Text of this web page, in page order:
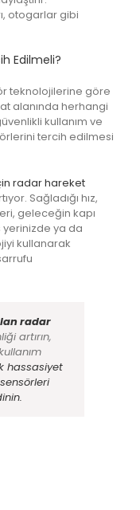
otogarlar gibi
Edilmeli?
teknolojilerine göre
alanında herhangi
kullanım ve
tercih edilmesi
radar hareket
Sağladığı hız,
geleceğin kapı
ya da
kullanarak
radar
artırın,
hassasiyet